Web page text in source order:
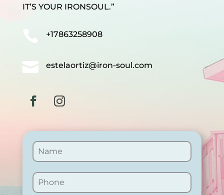
IT’S YOUR IRONSOUL.”
+17863258908
 estelaortiz@iron-soul.com